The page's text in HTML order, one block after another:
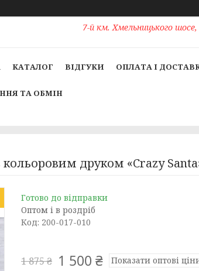
7-й км. Хмельницького
КАТАЛОГ ВІДГУКИ ОПЛАТА І
ТА ОБМІН
друком «Crazy
Готово до відправки
Оптом і в роздріб
Код: 200-017-010
1 875 ₴ 1 500 ₴ Показати оптові